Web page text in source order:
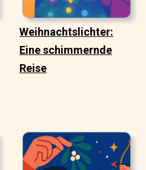
Weihnachtslichter:
Eine schimmernde
Reise